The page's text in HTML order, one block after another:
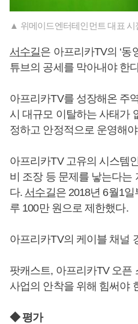
▲ 위메이드엔터테인먼트 대표 시
서수길은 아프리카TV의 ‘동
튜브의 공세를 막아내야 한
아프리카TV를 성장해온 주
시 대규모 이탈하는 사태가
정하고 안정적으로 운영해
아프리카TV 고유의 시스템
비 조장 등 문제를 낳는다는
다. 서수길은 2018년 6월1
루 100만 원으로 제한했다.
아프리카TV의 케이블 채널
팟캐스트, 아프리카TV 오픈
사업의 안착을 위해 힘써야
◆ 평가